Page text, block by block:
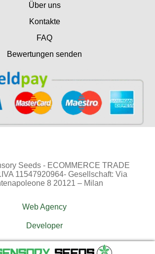
Über uns
Kontakte
FAQ
Bewertungen senden
Seeds - ECOMMERCE TRADE
11547920964- Gesellschaft: Via
8 20121 – Milan
Web Agency
Developer